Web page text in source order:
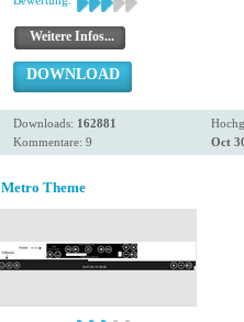
Weitere Infos...
DOWNLOAD
Downloads: 162881
Kommentare: 9
Oct
Metro Theme